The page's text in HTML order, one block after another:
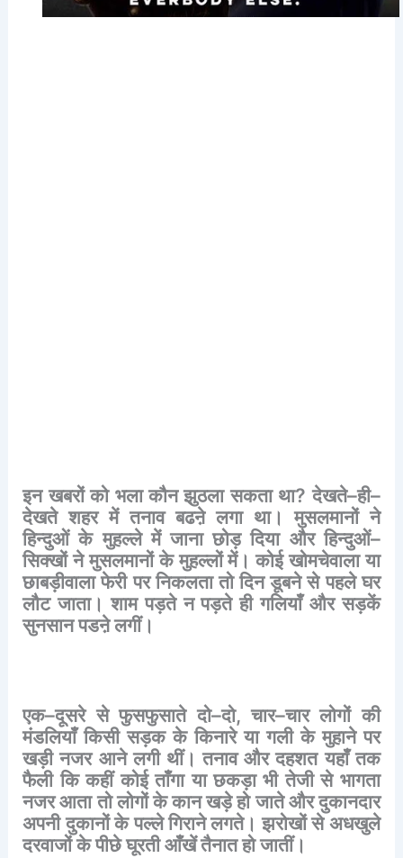
इन खबरों को भला कौन झुठला सकता था?देखते–ही–
देखते शहर में तनाव बढऩे लगा था। मुसलमानों ने
हिन्दुओं के मुहल्ले में जाना छोड़ दिया और हिन्दुओं–
सिक्खों ने मुसलमानों के मुहल्लों में। कोई खोमचेवाला या
छाबड़ीवाला फेरी पर निकलता तो दिन डूबने से पहले घर
लौट जाता। शाम पड़ते न पड़ते ही गलियाँ और सड़कें
सुनसानपडऩेलगीं।
एक–दूसरे से फुसफुसाते दो–दो,चार–चार लोगों की
मंडलियाँ किसी सड़क के किनारे या गली के मुहाने पर
खड़ी नजर आने लगी थीं। तनाव और दहशत यहाँ तक
फैली कि कहीं कोई ताँगा या छकड़ा भी तेजी से भागता
नजरआतातोलोगोंकेकानखड़ेहोजाते औरदुकानदार
अपनी दुकानों के पल्ले गिराने लगते। झरोखों से अधखुले
दरवाजोंकेपीछेघूरतीआँखेंतैनातहोजातीं।